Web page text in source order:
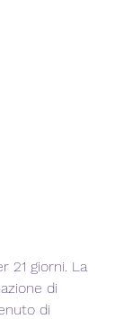
di
di